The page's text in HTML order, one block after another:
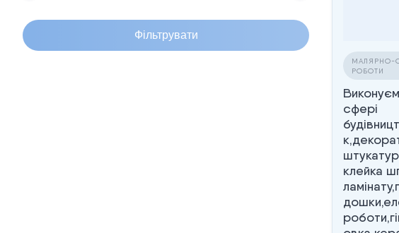
Фільтрувати
МАЛЯРНО-
РОБОТИ
сфері
клейка